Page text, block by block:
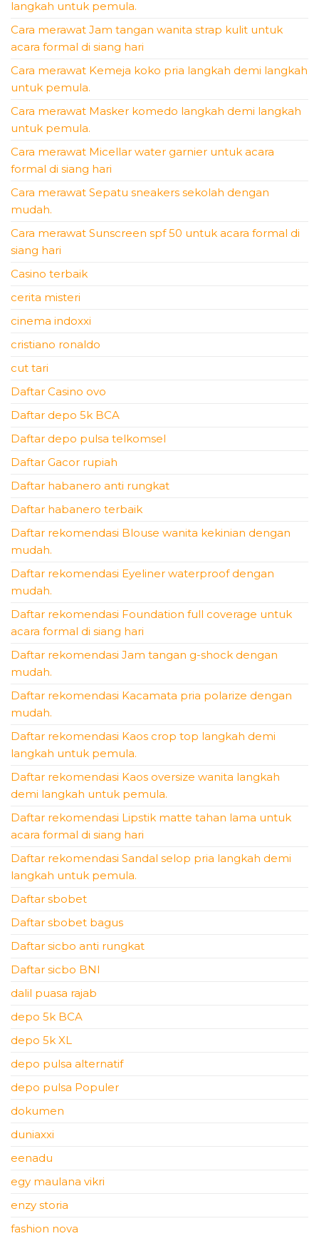
langkah untuk pemula.
Cara merawat Jam tangan wanita strap kulit untuk
acara formal di siang hari
Cara merawat Kemeja koko pria langkah demi langkah
untuk pemula.
Cara merawat Masker komedo langkah demi langkah
untuk pemula.
Cara merawat Micellar water garnier untuk acara
formal di siang hari
Cara merawat Sepatu sneakers sekolah dengan
mudah.
Cara merawat Sunscreen spf 50 untuk acara formal di
siang hari
Casino terbaik
cerita misteri
cinema indoxxi
cristiano ronaldo
cut tari
Daftar Casino ovo
Daftar depo 5k BCA
Daftar depo pulsa telkomsel
Daftar Gacor rupiah
Daftar habanero anti rungkat
Daftar habanero terbaik
Daftar rekomendasi Blouse wanita kekinian dengan
mudah.
Daftar rekomendasi Eyeliner waterproof dengan
mudah.
Daftar rekomendasi Foundation full coverage untuk
acara formal di siang hari
Daftar rekomendasi Jam tangan g-shock dengan
mudah.
Daftar rekomendasi Kacamata pria polarize dengan
mudah.
Daftar rekomendasi Kaos crop top langkah demi
langkah untuk pemula.
Daftar rekomendasi Kaos oversize wanita langkah
demi langkah untuk pemula.
Daftar rekomendasi Lipstik matte tahan lama untuk
acara formal di siang hari
Daftar rekomendasi Sandal selop pria langkah demi
langkah untuk pemula.
Daftar sbobet
Daftar sbobet bagus
Daftar sicbo anti rungkat
Daftar sicbo BNI
dalil puasa rajab
depo 5k BCA
depo 5k XL
depo pulsa alternatif
depo pulsa Populer
dokumen
duniaxxi
eenadu
egy maulana vikri
enzy storia
fashion nova